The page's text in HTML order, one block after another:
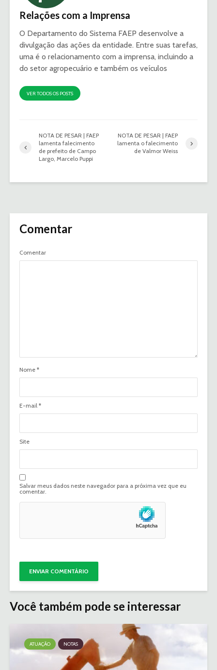
Relações com a Imprensa
O Departamento do Sistema FAEP desenvolve a
divulgação das ações da entidade. Entre suas tarefas,
uma é o relacionamento com a imprensa, incluindo a
do setor agropecuário e também os veículos
VER TODOS OS POSTS
NOTA DE PESAR | FAEP
lamenta falecimento
de prefeito de Campo
Largo, Marcelo Puppi
NOTA DE PESAR | FAEP
lamenta o falecimento
de Valmor Weiss
Comentar
Comentar
Nome *
E-mail *
Site
Salvar meus dados neste navegador para a próxima vez que eu
comentar.
Você também pode se interessar
ATUAÇÃO NOTAS